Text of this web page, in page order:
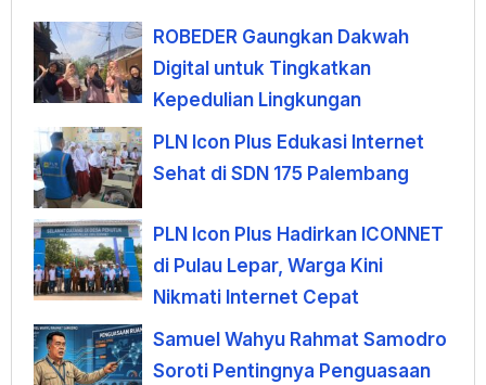
ROBEDER Gaungkan Dakwah
Digital untuk Tingkatkan
Kepedulian Lingkungan
PLN Icon Plus Edukasi Internet
Sehat di SDN 175 Palembang
PLN Icon Plus Hadirkan ICONNET
di Pulau Lepar, Warga Kini
Nikmati Internet Cepat
Samuel Wahyu Rahmat Samodro
Soroti Pentingnya Penguasaan